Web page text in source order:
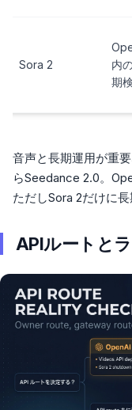
Sora 2
内
期
音声と長期運用が重
らSeedance 2.0。
ただしSora 2だけに
APIルートと